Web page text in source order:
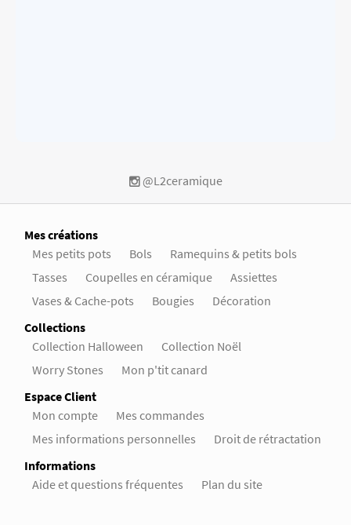
@L2ceramique
Mes créations
Mes petits pots
Bols
Ramequins & petits bols
Tasses
Coupelles en céramique
Assiettes
Vases & Cache-pots
Bougies
Décoration
Collections
Collection Halloween
Collection Noël
Worry Stones
Mon p'tit canard
Espace Client
Mon compte
Mes commandes
Mes informations personnelles
Droit de rétractation
Informations
Aide et questions fréquentes
Plan du site